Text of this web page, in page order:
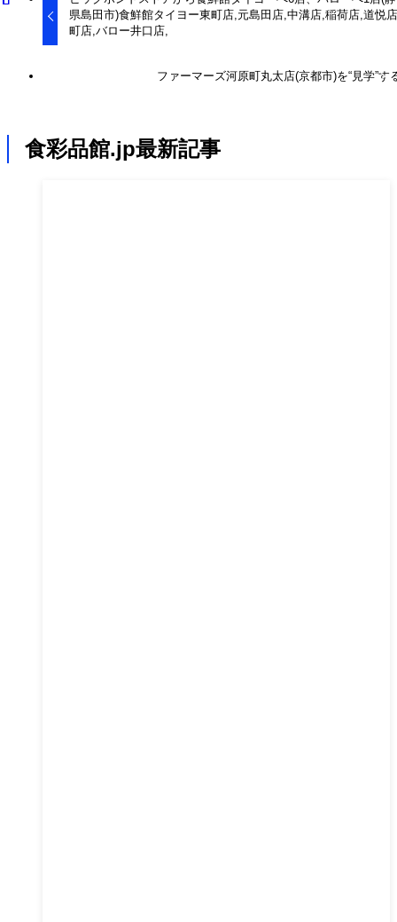
県島田市)食鮮館タイヨー東町店,元島田店,中溝店,稲荷店,道悦
町店,バロー井口店,
ファーマーズ河原町丸太店(京都市)を“見学”す
食彩品館.jp最新記事